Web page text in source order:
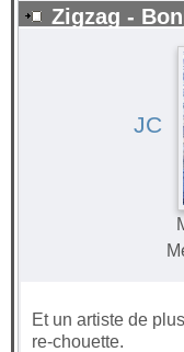
Zigzag -
JC
Et un artiste de
re-chouette.